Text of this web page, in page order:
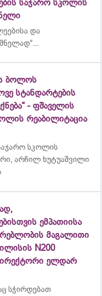
საჯარო სკოლის
და
ბოლოს
სტანდარტების
- ფშაველის
რეაბილიტაცია
სკოლის
არჩილ ხუტუაშვილი
ემპათიისა
მაგალითი
N200
ელდარ
სჭირდებათ